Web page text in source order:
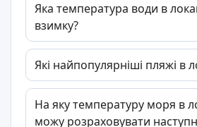
Яка температура води в
взимку?
Які найпопулярніші пляжі в
На яку температуру моря в
можу розраховувати